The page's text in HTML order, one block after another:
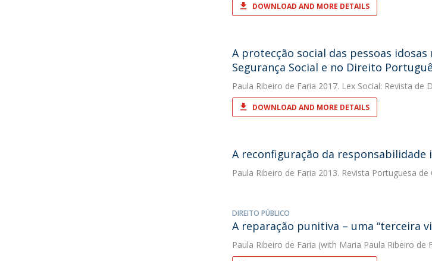
DOWNLOAD AND MORE DETAILS
A protecção social das pessoas
Segurança Social e no Direito
Paula Ribeiro de Faria 2017. Lex Social: Revista de
DOWNLOAD AND MORE DETAILS
A reconfiguração da
Paula Ribeiro de Faria 2013. Revista Portuguesa de
DIREITO PÚBLICO
A reparação punitiva – uma “terceira
Paula Ribeiro de Faria (with Maria Paula Ribeiro de